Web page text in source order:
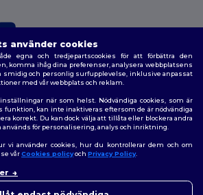
rättigheter förbehållna
policy |Integritetspolicy|Policy för cookies
använder cookies
egna och tredjepartscookies för att förbättra den
komma ihåg dina preferenser, analysera webbplatsens
smidig och personlig surfupplevelse, inklusive anpassat
med vår webbplats och reklam.
när som helst. Nödvändiga cookies, som är
funktion, kan inte inaktiveras eftersom de är nödvändiga
korrekt. Du kan dock välja att tillåta eller blockera andra
används för personalisering, analys och inriktning.
vi använder cookies, hur du kontrollerar dem och om
vårCookies policyoch Privacy Policy.